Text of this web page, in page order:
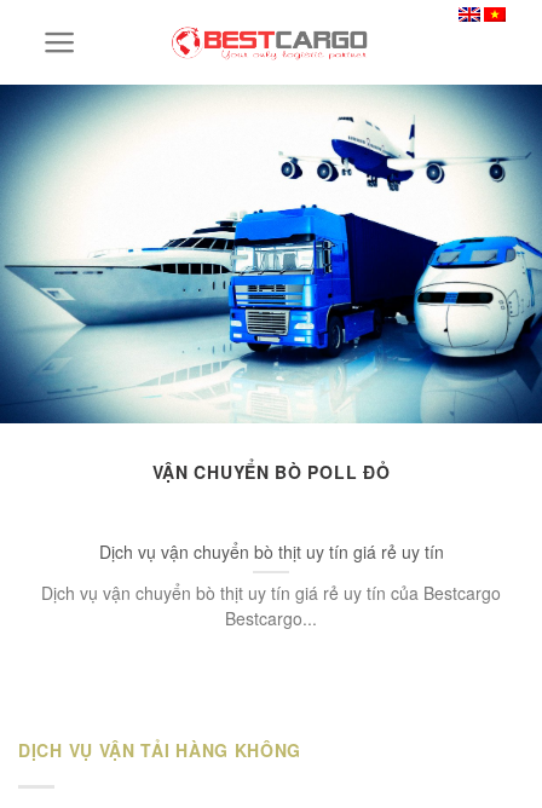
VẬN CHUYỂN BÒ POLL ĐỎ
Dịch vụ vận chuyển bò thịt uy tín giá rẻ uy tín
Dịch vụ vận chuyển bò thịt uy tín giá rẻ uy tín của Bestcargo
Bestcargo...
DỊCH VỤ VẬN TẢI HÀNG KHÔNG